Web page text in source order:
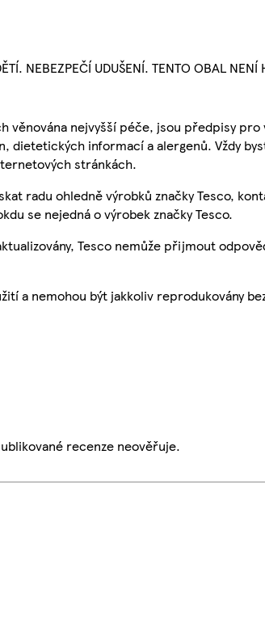
NEBEZPEČÍ UDUŠENÍ. TENTO OBAL NENÍ
věnována nejvyšší péče, jsou předpisy
dietetických informací a alergenů. Vždy
stránkách.
radu ohledně výrobků značky Tesco,
se nejedná o výrobek značky Tesco.
Tesco nemůže přijmout
a nemohou být jakkoliv reprodukovány
recenze neověřuje.